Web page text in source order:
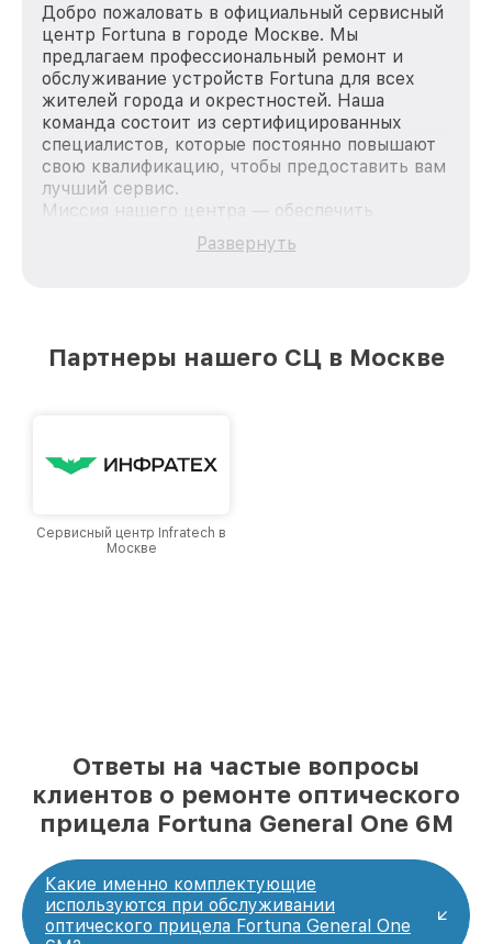
Добро пожаловать в официальный сервисный
центр Fortuna в городе Москве. Мы
предлагаем профессиональный ремонт и
обслуживание устройств Fortuna для всех
жителей города и окрестностей. Наша
команда состоит из сертифицированных
специалистов, которые постоянно повышают
свою квалификацию, чтобы предоставить вам
лучший сервис.
Миссия нашего центра — обеспечить
качественный и доступный ремонт для
каждого пользователя продукции Fortuna, вне
лучшим сервисным центром Fortuna в городе
Развернуть
Партнеры нашего СЦ в Москве
Сервисный центр Infratech в
Москве
Ответы на частые вопросы
клиентов о ремонте оптического
прицела Fortuna General One 6M
Какие именно комплектующие
используются при обслуживании
оптического прицела Fortuna General One